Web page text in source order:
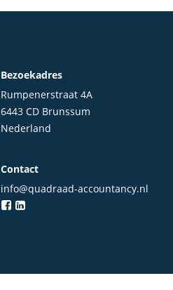
Bezoekadres
Rumpenerstraat 4A
6443 CD Brunssum
Nederland
Contact
info@quadraad-accountancy.nl